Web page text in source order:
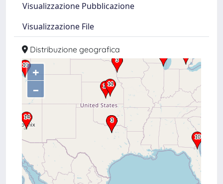
Visualizzazione Pubblicazione
Visualizzazione File
Distribuzione geografica
+
–